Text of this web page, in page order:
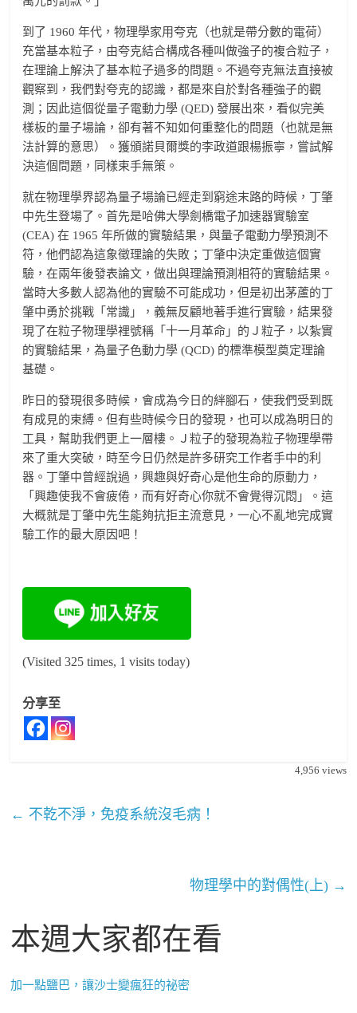
到了 1960 年代，物理學家用夸克（也就是帶分數的電荷）
充當基本粒子，由夸克結合構成各種叫做強子的複合粒子，
在理論上解決了基本粒子過多的問題。不過夸克無法直接被
觀察到，我們對夸克的認識，都是來自於對各種強子的觀
測；因此這個從量子電動力學 (QED) 發展出來，看似完美
樣板的量子場論，卻有著不知如何重整化的問題（也就是無
法計算的意思）。獲頒諾貝爾獎的李政道跟楊振寧，嘗試解
決這個問題，同樣束手無策。
就在物理學界認為量子場論已經走到窮途末路的時候，丁肇
中先生登場了。首先是哈佛大學劍橋電子加速器實驗室
(CEA) 在 1965 年所做的實驗結果，與量子電動力學預測不
符，他們認為這象徵理論的失敗；丁肇中決定重做這個實
驗，在兩年後發表論文，做出與理論預測相符的實驗結果。
當時大多數人認為他的實驗不可能成功，但是初出茅蘆的丁
肇中勇於挑戰「常識」，義無反顧地著手進行實驗，結果發
現了在粒子物理學裡號稱「十一月革命」的Ｊ粒子，以紮實
的實驗結果，為量子色動力學 (QCD) 的標準模型奠定理論
基礎。
昨日的發現很多時候，會成為今日的絆腳石，使我們受到既
有成見的束縛。但有些時候今日的發現，也可以成為明日的
工具，幫助我們更上一層樓。Ｊ粒子的發現為粒子物理學帶
來了重大突破，時至今日仍然是許多研究工作者手中的利
器。丁肇中曾經說過，興趣與好奇心是他生命的原動力，
「興趣使我不會疲倦，而有好奇心你就不會覺得沉悶」。這
大概就是丁肇中先生能夠抗拒主流意見，一心不亂地完成實
驗工作的最大原因吧！
(Visited 325 times, 1 visits today)
分享至
4,956 views
← 不乾不淨，免疫系統沒毛病！
物理學中的對偶性(上) →
本週大家都在看
加一點鹽巴，讓沙士變瘋狂的祕密